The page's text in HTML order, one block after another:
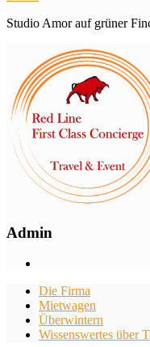
Studio Amor auf grüner
Admin
Die Firma
Mietwagen
Überwintern
Wissenswertes über